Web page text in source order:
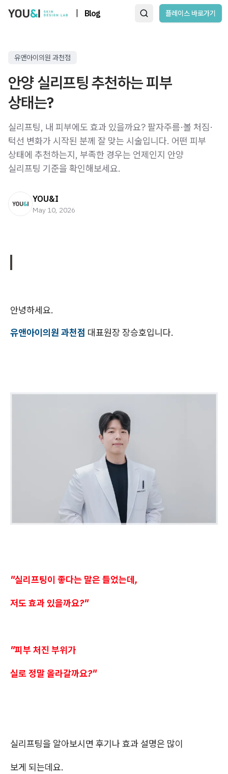
Blog 플레이스 바로가기
유앤아이의원 과천점
안양 실리프팅 추천하는 피부
상태는?
실리프팅, 내 피부에도 효과 있을까요? 팔자주름·볼 처짐·
턱선 변화가 시작된 분께 잘 맞는 시술입니다. 어떤 피부
상태에 추천하는지, 부족한 경우는 언제인지 안양
실리프팅 기준을 확인해보세요.
YOU&I
May 10, 2026
안녕하세요.
유앤아이의원 과천점 대표원장 장승호입니다.
"실리프팅이 좋다는 말은 들었는데,
저도 효과 있을까요?"
"피부 처진 부위가
실로 정말 올라갈까요?"
실리프팅을 알아보시면 후기나 효과 설명은 많이
보게 되는데요.